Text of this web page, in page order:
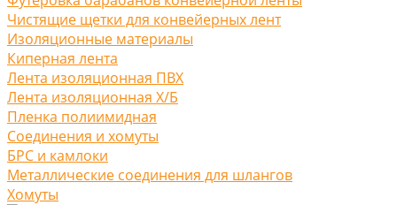
Чистящие щетки для конвейерных лент
Изоляционные материалы
Киперная лента
Лента изоляционная ПВХ
Лента изоляционная Х/Б
Пленка полиимидная
Соединения и хомуты
БРС и камлоки
Металлические соединения для шлангов
Хомуты